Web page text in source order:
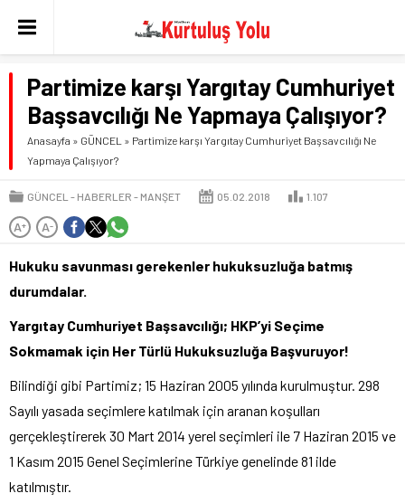
Partimize karşı Yargıtay Cumhuriyet
Başsavcılığı Ne Yapmaya Çalışıyor?
Anasayfa » GÜNCEL » Partimize karşı Yargıtay Cumhuriyet Başsavcılığı Ne
Yapmaya Çalışıyor?
GÜNCEL HABERLER MANŞET 05.02.2018 1.107
A+ A-
Hukuku savunması gerekenler hukuksuzluğa batmış
durumdalar.
Yargıtay Cumhuriyet Başsavcılığı; HKP’yi Seçime
Sokmamak için Her Türlü Hukuksuzluğa Başvuruyor!
Bilindiği gibi Partimiz; 15 Haziran 2005 yılında kurulmuştur. 298
Sayılı yasada seçimlere katılmak için aranan koşulları
gerçekleştirerek 30 Mart 2014 yerel seçimleri ile 7 Haziran 2015 ve
1 Kasım 2015 Genel Seçimlerine Türkiye genelinde 81 ilde
katılmıştır.